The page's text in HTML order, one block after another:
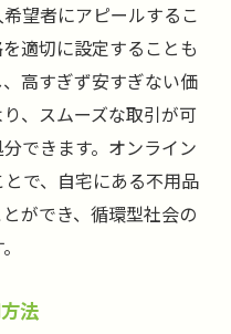
望者にアピールするこ
適切に設定することも
高すぎず安すぎない価
、スムーズな取引が可
できます。オンライン
で、自宅にある不用品
ができ、循環型社会の
法